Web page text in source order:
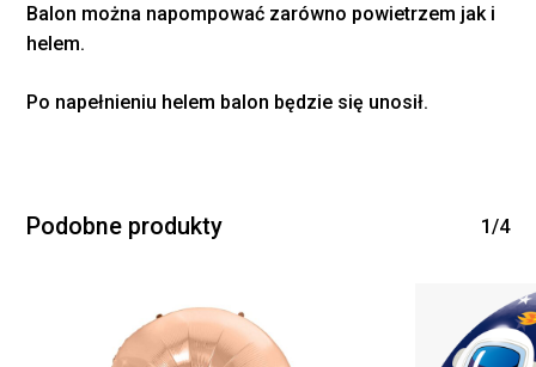
Brak produktów w
Balon można napompować zarówno powietrzem jak i
helem.
Po napełnieniu helem balon będzie się unosił.
Podobne produkty 1/4